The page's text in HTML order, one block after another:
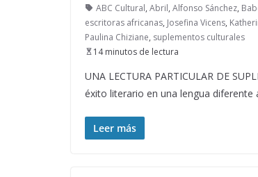
ABC Cultural, Abril, Alfonso Sánchez,
escritoras africanas, Josefina Vicens,
Paulina Chiziane, suplementos culturales
14 minutos de lectura
UNA LECTURA PARTICULAR DE
éxito literario en una lengua diferente
Leer más